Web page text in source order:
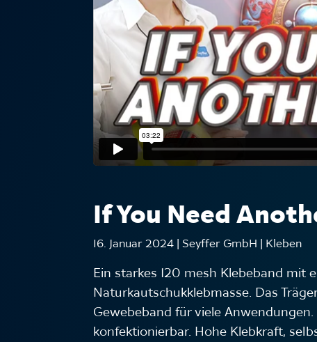
If You Need
16. Januar 2024 | Seyffer GmbH | Kleben
Ein starkes 120 mesh Klebeband mit
Naturkautschukklebmasse. Das
Gewebeband für viele
konfektionierbar. Hohe Klebkraft,